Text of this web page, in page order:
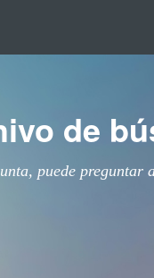
de
puede preguntar